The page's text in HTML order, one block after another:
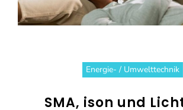
Energie- / Umwelttechnik
SMA, ison und